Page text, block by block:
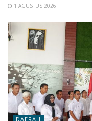
1 AGUSTUS 2026
DAERAH